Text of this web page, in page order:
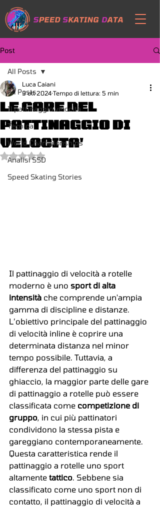
Post
All Posts
Il pattinaggio velocità
Tecnica
World Championships
Analisi SSD
Speed Skating Stories
All Posts
LE GARE DEL
PATTINAGGIO DI
VELOCITA'
Luca Caiani
3 ott 2024 Tempo di lettura: 5 min
Valutazione NaN stelle su 5.
Il pattinaggio di velocità a rotelle
moderno è uno sport di alta
intensità che comprende un'ampia
gamma di discipline e distanze.
L’obiettivo principale del pattinaggio
di velocità inline è coprire una
determinata distanza nel minor
tempo possibile. Tuttavia, a
differenza del pattinaggio su
ghiaccio, la maggior parte delle gare
di pattinaggio a rotelle può essere
classificata come competizione di
gruppo , in cui più pattinatori
condividono la stessa pista e
gareggiano contemporaneamente.
Questa caratteristica rende il
pattinaggio a rotelle uno sport
altamente tattico . Sebbene sia
classificato come uno sport non di
contatto, il pattinaggio di velocità a